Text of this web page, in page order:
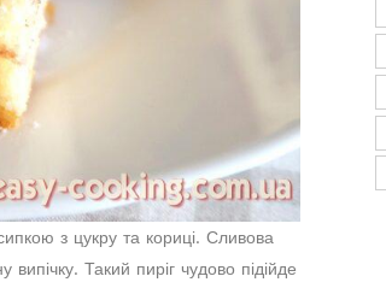
з цукру та кориці. Сливова
Такий пиріг чудово підійде